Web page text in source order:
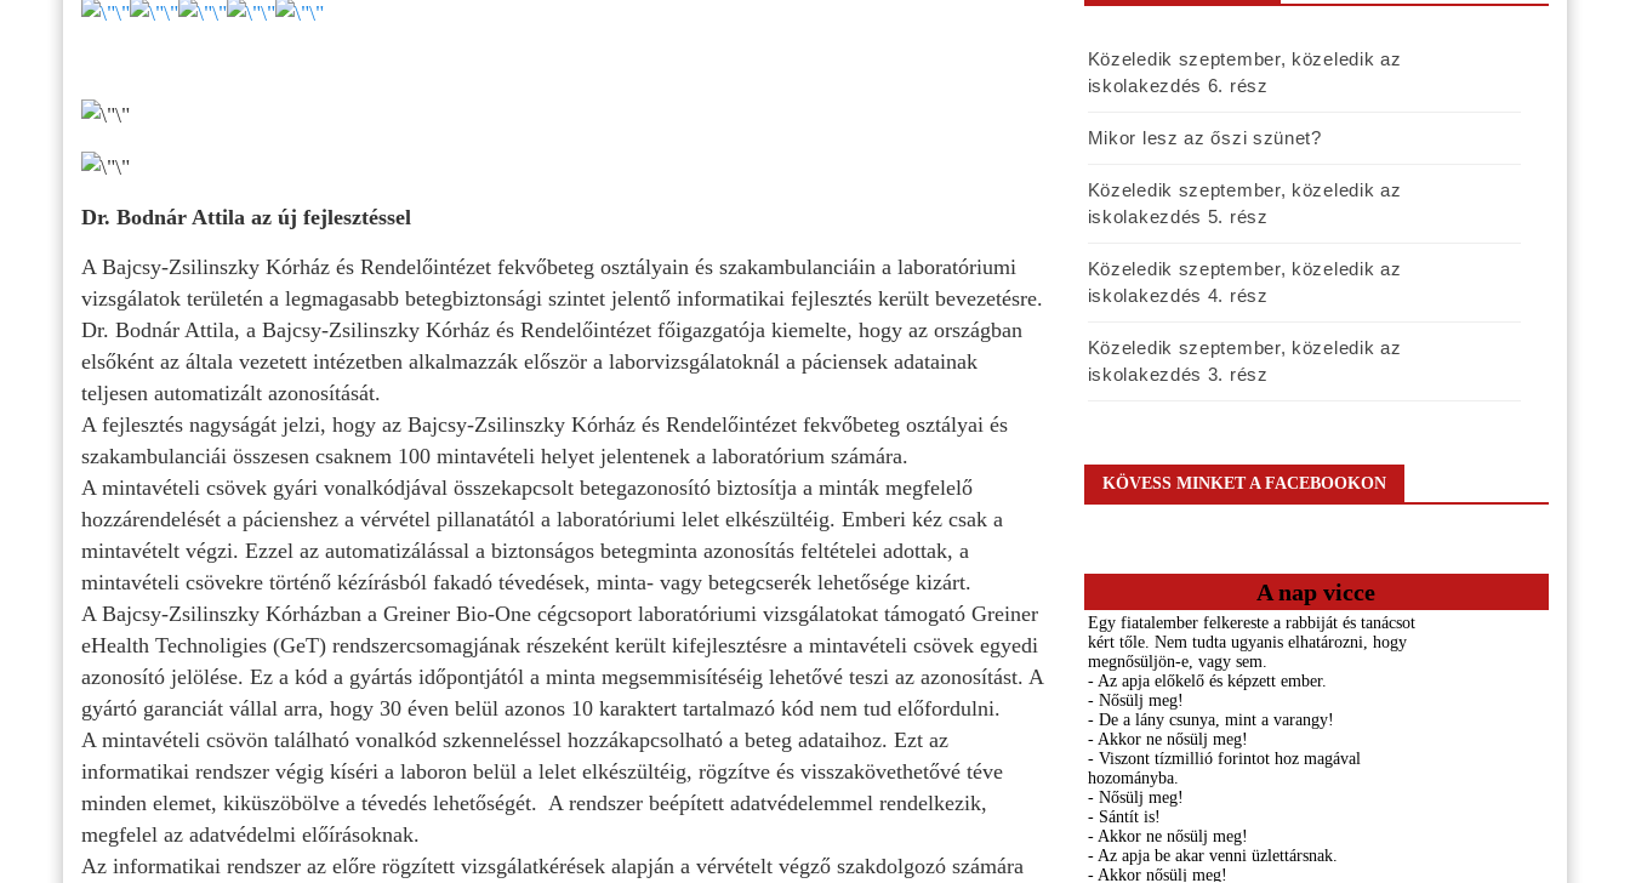
Dr. Bodnár Attila az új fejlesztéssel
A Bajcsy-Zsilinszky Kórház és Rendelőintézet fekvőbeteg osztályain és szakambulanciáin a laboratóriumi
vizsgálatok területén a legmagasabb betegbiztonsági szintet jelentő informatikai fejlesztés került bevezetésre.
Dr. Bodnár Attila, a Bajcsy-Zsilinszky Kórház és Rendelőintézet főigazgatója kiemelte, hogy az országban
elsőként az általa vezetett intézetben alkalmazzák először a laborvizsgálatoknál a páciensek adatainak
teljesen automatizált azonosítását.
A fejlesztés nagyságát jelzi, hogy az Bajcsy-Zsilinszky Kórház és Rendelőintézet fekvőbeteg osztályai és
szakambulanciái összesen csaknem 100 mintavételi helyet jelentenek a laboratórium számára.
A mintavételi csövek gyári vonalkódjával összekapcsolt betegazonosító biztosítja a minták megfelelő
hozzárendelését a pácienshez a vérvétel pillanatától a laboratóriumi lelet elkészültéig. Emberi kéz csak a
mintavételt végzi. Ezzel az automatizálással a biztonságos betegminta azonosítás feltételei adottak, a
mintavételi csövekre történő kézírásból fakadó tévedések, minta- vagy betegcserék lehetősége kizárt.
A Bajcsy-Zsilinszky Kórházban a Greiner Bio-One cégcsoport laboratóriumi vizsgálatokat támogató Greiner
eHealth Technoligies (GeT) rendszercsomagjának részeként került kifejlesztésre a mintavételi csövek egyedi
azonosító jelölése. Ez a kód a gyártás időpontjától a minta megsemmisítéséig lehetővé teszi az azonosítást. A
gyártó garanciát vállal arra, hogy 30 éven belül azonos 10 karaktert tartalmazó kód nem tud előfordulni.
A mintavételi csövön található vonalkód szkenneléssel hozzákapcsolható a beteg adataihoz. Ezt az
informatikai rendszer végig kíséri a laboron belül a lelet elkészültéig, rögzítve és visszakövethetővé téve
minden elemet, kiküszöbölve a tévedés lehetőségét. A rendszer beépített adatvédelemmel rendelkezik,
megfelel az adatvédelmi előírásoknak.
Az informatikai rendszer az előre rögzített vizsgálatkérések alapján a vérvételt végző szakdolgozó számára
Közeledik szeptember, közeledik az
iskolakezdés 6. rész
Mikor lesz az őszi szünet?
Közeledik szeptember, közeledik az
iskolakezdés 5. rész
Közeledik szeptember, közeledik az
iskolakezdés 4. rész
Közeledik szeptember, közeledik az
iskolakezdés 3. rész
KÖVESS MINKET A FACEBOOKON
A nap vicce